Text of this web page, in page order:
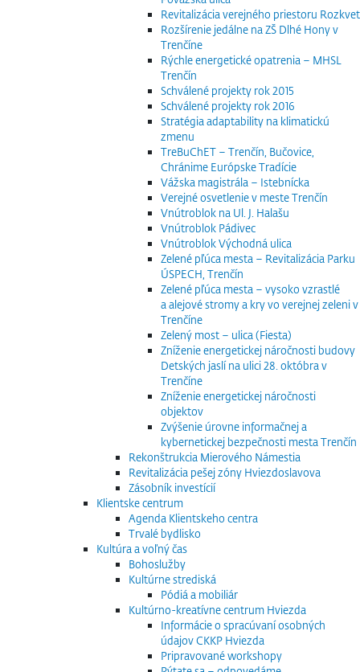
Revitalizácia verejného priestoru Rozkvet
Rozšírenie jedálne na ZŠ Dlhé Hony v
Trenčíne
Rýchle energetické opatrenia – MHSL
Trenčín
Schválené projekty rok 2015
Schválené projekty rok 2016
Stratégia adaptability na klimatickú
zmenu
TreBuChET – Trenčín, Bučovice,
Chránime Európske Tradície
Vážska magistrála – Istebnícka
Verejné osvetlenie v meste Trenčín
Vnútroblok na Ul. J. Halašu
Vnútroblok Pádivec
Vnútroblok Východná ulica
Zelené pľúca mesta – Revitalizácia Parku
ÚSPECH, Trenčín
Zelené pľúca mesta – vysoko vzrastlé
a alejové stromy a kry vo verejnej zeleni v
Trenčíne
Zelený most – ulica (Fiesta)
Zníženie energetickej náročnosti budovy
Detských jaslí na ulici 28. októbra v
Trenčíne
Zníženie energetickej náročnosti
objektov
Zvýšenie úrovne informačnej a
kybernetickej bezpečnosti mesta Trenčín
Rekonštrukcia Mierového Námestia
Revitalizácia pešej zóny Hviezdoslavova
Zásobník investícií
Klientske centrum
Agenda Klientskeho centra
Trvalé bydlisko
Kultúra a voľný čas
Bohoslužby
Kultúrne strediská
Pódiá a mobiliár
Kultúrno-kreatívne centrum Hviezda
Informácie o spracúvaní osobných
údajov CKKP Hviezda
Pripravované workshopy